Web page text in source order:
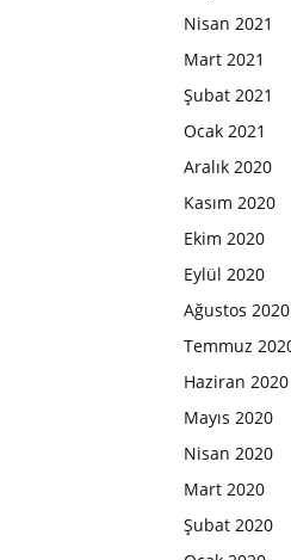
Nisan 2021
Mart 2021
Şubat 2021
Ocak 2021
Aralık 2020
Kasım 2020
Ekim 2020
Eylül 2020
Ağustos 2020
Temmuz
Haziran 2020
Mayıs 2020
Nisan 2020
Mart 2020
Şubat 2020